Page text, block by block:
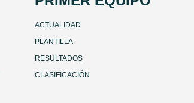
ACTUALIDAD
PLANTILLA
RESULTADOS
CLASIFICACIÓN